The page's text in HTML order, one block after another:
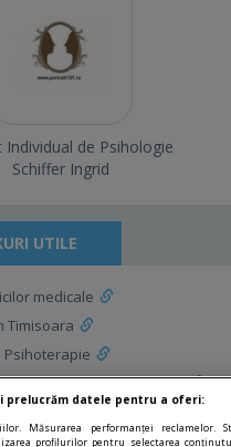
Individual de Psihologie
Schiffer Ingrid
UTILE
medicale
Timisoara
Psihoterapie
Psihoterapie din Timisoara
datele pentru a oferi:
Măsurarea performanței reclamelor.
profilurilor pentru selectarea